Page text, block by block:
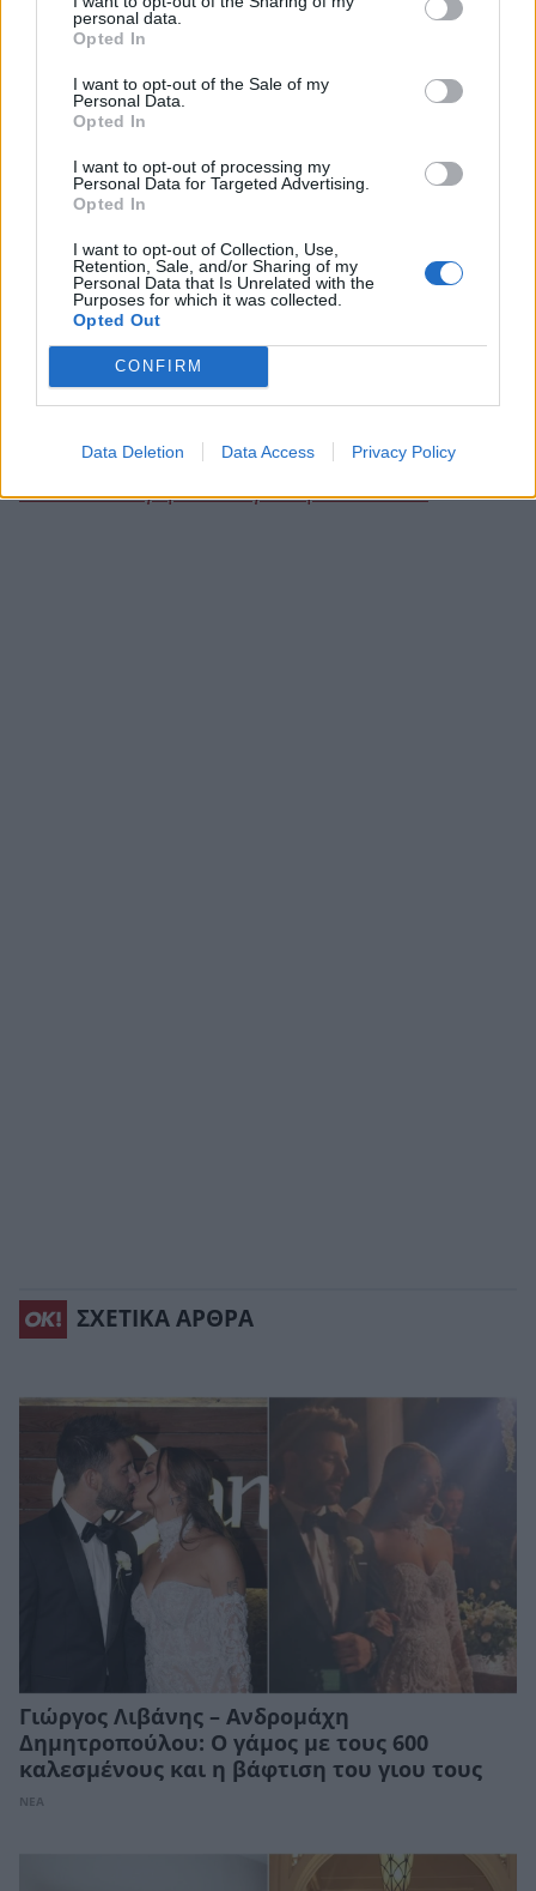
personal data.
Opted In
I want to opt-out of the Sale of my
Personal Data.
Opted In
I want to opt-out of processing my
Personal Data for Targeted Advertising.
Opted In
I want to opt-out of Collection, Use,
Retention, Sale, and/or Sharing of my
Personal Data that Is Unrelated with the
Purposes for which it was collected.
Opted Out
CONFIRM
Data Deletion Data Access Privacy Policy
απόφαση που πήρε για τον γιο της – «Άφηνα τη
δουλειά και γυρνούσα γιατί μου έλειπε»
ΣΧΕΤΙΚΑ ΑΡΘΡΑ
Γιώργος Λιβάνης – Ανδρομάχη
Δημητροπούλου: Ο γάμος με τους 600
καλεσμένους και η βάφτιση του γιου τους
ΝΕΑ